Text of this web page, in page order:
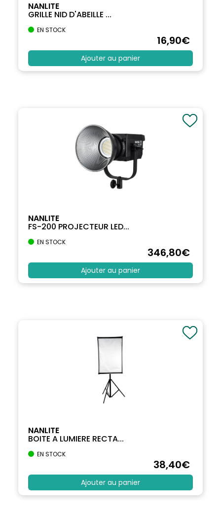
NANLITE
GRILLE NID D'ABEILLE ...
EN STOCK
16,90€
Ajouter au panier
NANLITE
FS-200 PROJECTEUR LED...
EN STOCK
346,80€
Ajouter au panier
NANLITE
BOITE A LUMIERE RECTA...
EN STOCK
38,40€
Ajouter au panier